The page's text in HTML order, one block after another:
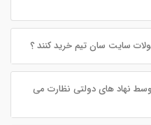
سایت سان تیم خرید کنند ؟
نهاد های دولتی نظارت می